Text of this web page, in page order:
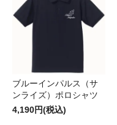
ブルーインパルス（サ
ンライズ）ポロシャツ
4,190円(税込)